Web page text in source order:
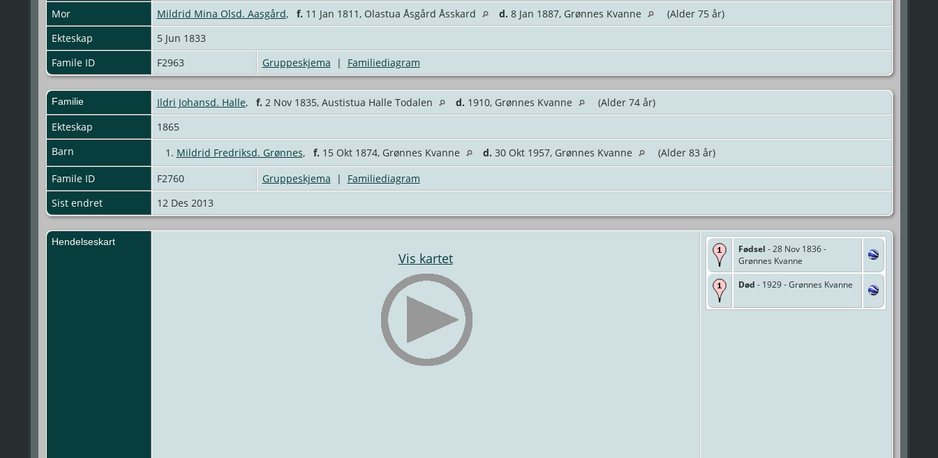
Mor
Mildrid Mina Olsd. Aasgård, f. 11 Jan 1811, Olastua Åsgård Åsskard d. 8 Jan 1887, Grønnes Kvanne
(Alder 75 år)
Ekteskap
5 Jun 1833
Famile ID
F2963 Gruppeskjema | Familiediagram
Familie Ildri Johansd. Halle, f. 2 Nov 1835, Austistua Halle Todalen d. 1910, Grønnes Kvanne
(Alder 74 år)
Ekteskap
1865
Barn
1. Mildrid Fredriksd. Grønnes, f. 15 Okt 1874, Grønnes Kvanne d. 30 Okt 1957, Grønnes Kvanne
(Alder 83 år)
Famile ID
F2760 Gruppeskjema | Familiediagram
Sist endret
12 Des 2013
Hendelseskart
Vis kartet
Fødsel - 28 Nov 1836 -
Grønnes Kvanne
Død - 1929 - Grønnes Kvanne